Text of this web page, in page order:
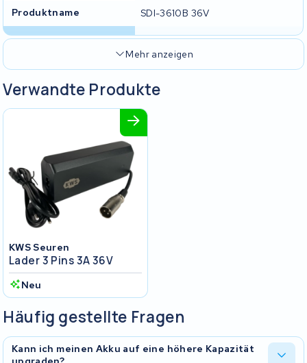
Produktname SDI-3610B 36V
Mehr anzeigen
Verwandte Produkte
KWS Seuren
Lader 3 Pins 3A 36V
Neu
Häufig gestellte Fragen
Kann ich meinen Akku auf eine höhere Kapazität